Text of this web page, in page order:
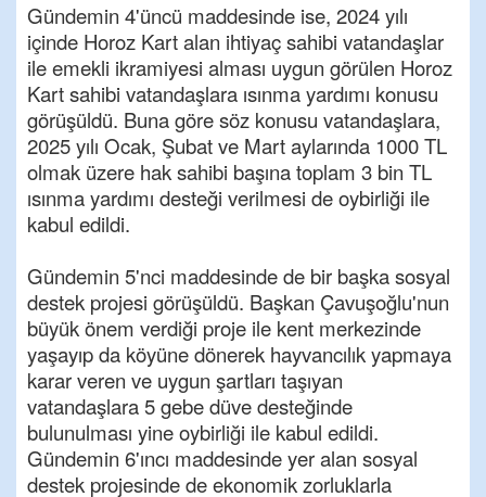
Gündemin 4'üncü maddesinde ise, 2024 yılı
içinde Horoz Kart alan ihtiyaç sahibi vatandaşlar
ile emekli ikramiyesi alması uygun görülen Horoz
Kart sahibi vatandaşlara ısınma yardımı konusu
görüşüldü. Buna göre söz konusu vatandaşlara,
2025 yılı Ocak, Şubat ve Mart aylarında 1000 TL
olmak üzere hak sahibi başına toplam 3 bin TL
ısınma yardımı desteği verilmesi de oybirliği ile
kabul edildi.
Gündemin 5'nci maddesinde de bir başka sosyal
destek projesi görüşüldü. Başkan Çavuşoğlu'nun
büyük önem verdiği proje ile kent merkezinde
yaşayıp da köyüne dönerek hayvancılık yapmaya
karar veren ve uygun şartları taşıyan
vatandaşlara 5 gebe düve desteğinde
bulunulması yine oybirliği ile kabul edildi.
Gündemin 6'ıncı maddesinde yer alan sosyal
destek projesinde de ekonomik zorluklarla